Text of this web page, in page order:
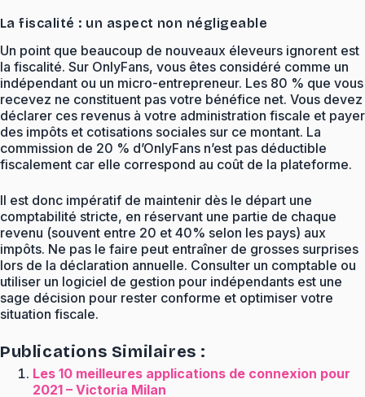
La fiscalité : un aspect non négligeable
Un point que beaucoup de nouveaux éleveurs ignorent est
la fiscalité. Sur OnlyFans, vous êtes considéré comme un
indépendant ou un micro-entrepreneur. Les 80 % que vous
recevez ne constituent pas votre bénéfice net. Vous devez
déclarer ces revenus à votre administration fiscale et payer
des impôts et cotisations sociales sur ce montant. La
commission de 20 % d’OnlyFans n’est pas déductible
fiscalement car elle correspond au coût de la plateforme.
Il est donc impératif de maintenir dès le départ une
comptabilité stricte, en réservant une partie de chaque
revenu (souvent entre 20 et 40% selon les pays) aux
impôts. Ne pas le faire peut entraîner de grosses surprises
lors de la déclaration annuelle. Consulter un comptable ou
utiliser un logiciel de gestion pour indépendants est une
sage décision pour rester conforme et optimiser votre
situation fiscale.
Publications Similaires :
Les 10 meilleures applications de connexion pour
2021 – Victoria Milan